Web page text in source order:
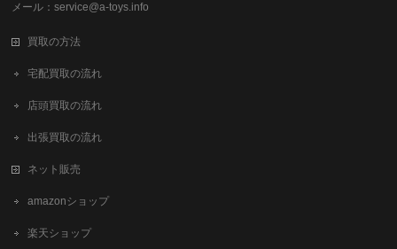
メール：service@a-toys.info
買取の方法
宅配買取の流れ
店頭買取の流れ
出張買取の流れ
ネット販売
amazonショップ
楽天ショップ